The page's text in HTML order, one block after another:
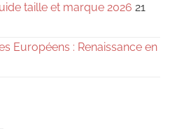
taille et marque 2026 21
Européens : Renaissance en